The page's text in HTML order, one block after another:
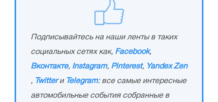
Подписывайтесь на наши ленты в таких
социальных сетях как, Facebook,
Вконтакте, Instagram, Pinterest, Yandex Zen
, Twitterи Telegram: все самые интересные
автомобильные события собранные в